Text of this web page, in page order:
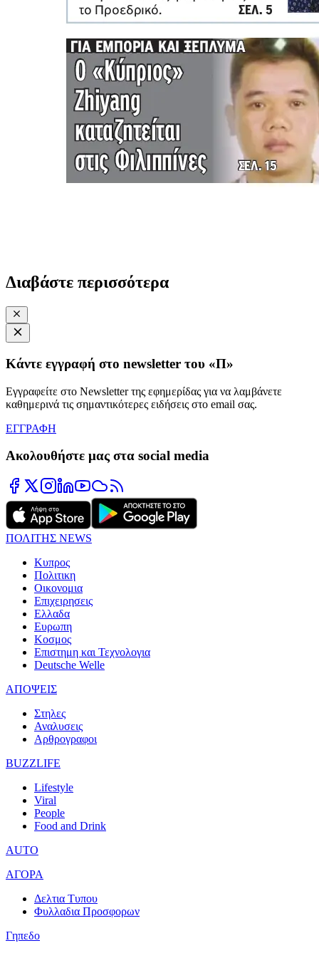
Διαβάστε περισσότερα
Κάντε εγγραφή στο newsletter του «Π»
Εγγραφείτε στο Newsletter της εφημερίδας για να λαμβάνετε
καθημερινά τις σημαντικότερες ειδήσεις στο email σας.
ΕΓΓΡΑΦΗ
Ακολουθήστε μας στα social media
ΠΟΛΙΤΗΣ NEWS
Κυπρος
Πολιτικη
Οικονομια
Επιχειρησεις
Ελλαδα
Ευρωπη
Κοσμος
Επιστημη και Τεχνολογια
Deutsche Welle
ΑΠΟΨΕΙΣ
Στηλες
Αναλυσεις
Αρθρογραφοι
BUZZLIFE
Lifestyle
Viral
People
Food and Drink
AUTO
ΑΓΟΡΑ
Δελτια Τυπου
Φυλλαδια Προσφορων
Γηπεδο